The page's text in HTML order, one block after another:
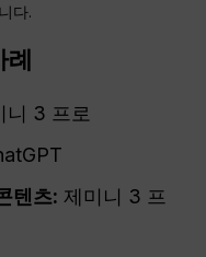
다.
례
니 3 프로
텐츠: 제미니 3 프